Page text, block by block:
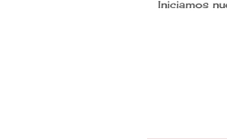
Iniciamos